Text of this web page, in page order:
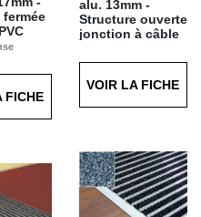
alu. 13mm -
Structure ouverte
jonction à câble
Finition : Grattant
Séchant Gris T61
VOIR LA FICHE
FICHE